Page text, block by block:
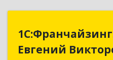
Евгений